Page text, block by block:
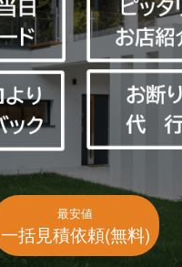
最安値
一括見積依頼(無料)